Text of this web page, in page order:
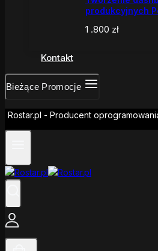
produkcyjnych
1 .800 zł
Kontakt
Bieżące Promocje
Rostar.pl - Producent